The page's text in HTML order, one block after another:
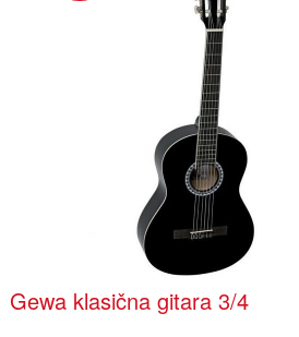
Gewa klasična gitara 3/4